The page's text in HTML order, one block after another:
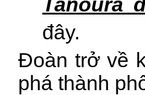
Tanoura
đây.
Đoàn trở về
phá thành